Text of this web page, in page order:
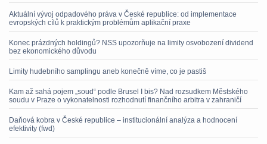
Aktuální vývoj odpadového práva v České republice: od implementace
evropských cílů k praktickým problémům aplikační praxe
Konec prázdných holdingů? NSS upozorňuje na limity osvobození dividend
bez ekonomického důvodu
Limity hudebního samplingu aneb konečně víme, co je pastiš
Kam až sahá pojem „soud“ podle Brusel I bis? Nad rozsudkem Městského
soudu v Praze o vykonatelnosti rozhodnutí finančního arbitra v zahraničí
Daňová kobra v České republice – institucionální analýza a hodnocení
efektivity (fwd)